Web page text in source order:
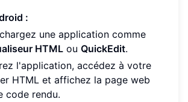
:
une application comme
HTML ou QuickEdit.
l'application, accédez à votre
HTML et affichez la page web
code rendu.